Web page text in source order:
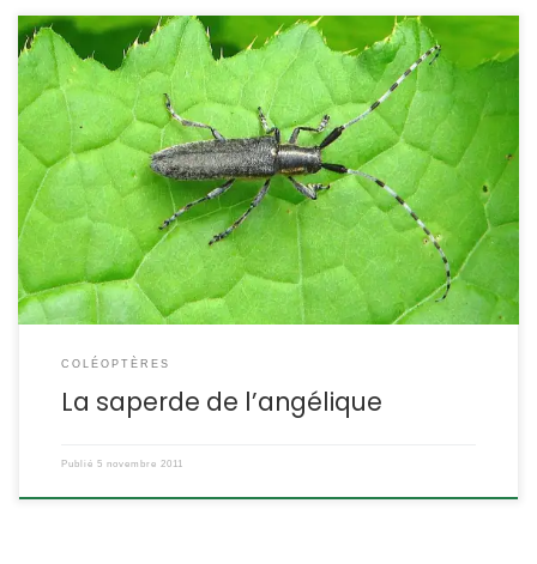
Ce cérambycidé arbore de belles antennes annelées. Son corps
est recouvert d’une pilosité gris-verdâtre qui lui ont valu son nom
d’espèce. Agapanthia villosoviridescens La saperde ardoisée
L’agapanthie des cirses POSITION SYSTÉMATIQUE : Insecte
Coléoptère Famille des Cerambycidae ETYMOLOGIE : Agapanthia
= qui aime les fleurs et villosaviridescens = à villosité verdâtre
DESCRIPTION : Taille : Ce […]
COLÉOPTÈRES
La saperde de l’angélique
Publié 5 novembre 2011